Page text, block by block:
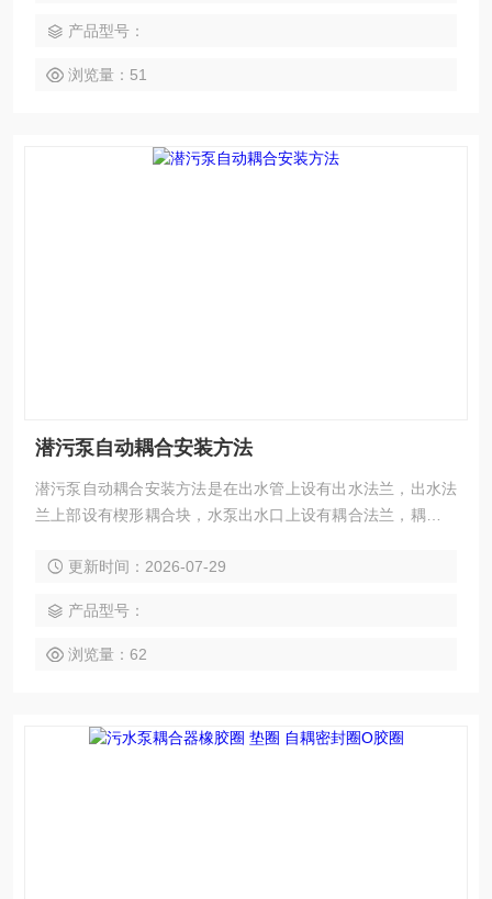
产品型号：
浏览量：51
潜污泵自动耦合安装方法
潜污泵自动耦合安装方法是在出水管上设有出水法兰，出水法
兰上部设有楔形耦合块，水泵出水口上设有耦合法兰，耦合法
卡接在楔形耦合块上，实现出水管与水泵自动耦合。
更新时间：2026-07-29
产品型号：
浏览量：62